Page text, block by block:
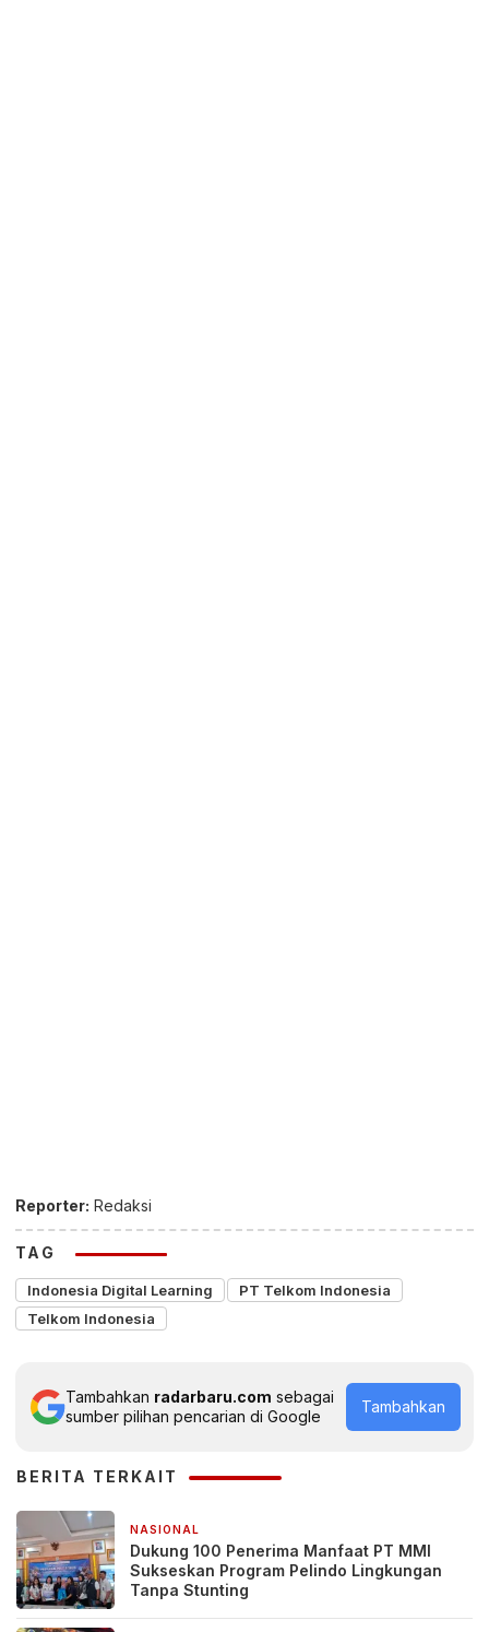
Reporter: Redaksi
TAG
Indonesia Digital Learning
PT Telkom Indonesia
Telkom Indonesia
Tambahkan radarbaru.com sebagai
sumber pilihan pencarian di Google
Tambahkan
BERITA TERKAIT
NASIONAL
Dukung 100 Penerima Manfaat PT MMI
Sukseskan Program Pelindo Lingkungan
Tanpa Stunting